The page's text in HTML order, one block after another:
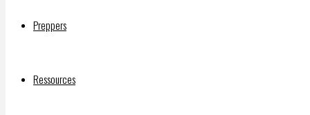
Preppers
Ressources